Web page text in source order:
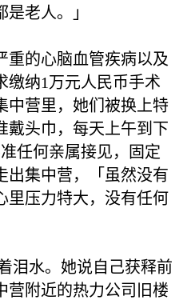
老人。」
重的心脑血管疾病以及
缴纳1万元人民币手术
中营里，她们被换上特
戴头巾，每天上午到下
任何亲属接见，固定
出集中营，「虽然没有
里压力特大，没有任何
泪水。她说自己获释前
营附近的热力公司旧楼